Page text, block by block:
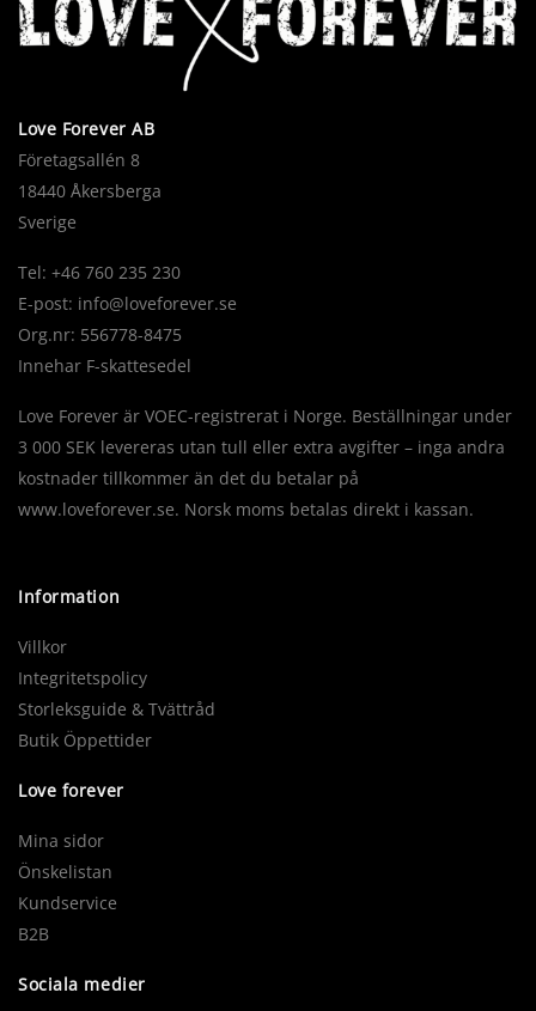
Love Forever AB
Företagsallén 8
18440 Åkersberga
Sverige
Tel: +46 760 235 230
E-post: info@loveforever.se
Org.nr: 556778-8475
Innehar F-skattesedel
Love Forever är VOEC-registrerat i Norge. Beställningar under
3 000 SEK levereras utan tull eller extra avgifter – inga andra
kostnader tillkommer än det du betalar på
www.loveforever.se. Norsk moms betalas direkt i kassan.
Information
Villkor
Integritetspolicy
Storleksguide & Tvättråd
Butik Öppettider
Love forever
Mina sidor
Önskelistan
Kundservice
B2B
Sociala medier